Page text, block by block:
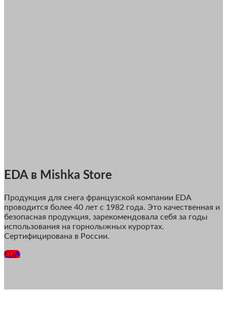
EDA в Mishka Store
Продукция для снега французской компании EDA
проводится более 40 лет с 1982 года. Это качественная и
безопасная продукция, зарекомендовала себя за годы
использования на горнолыжных курортах.
Сертифицирована в России.
EDA